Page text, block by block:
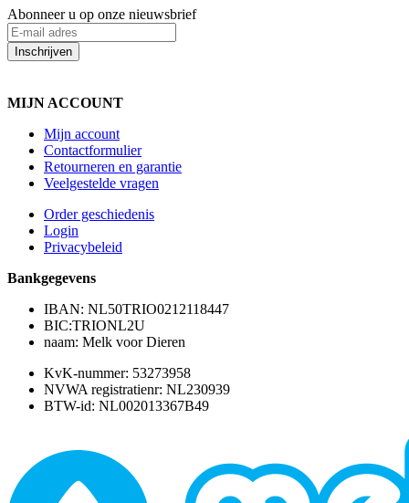
Abonneer u op onze nieuwsbrief
Inschrijven
MIJN ACCOUNT
Mijn account
Contactformulier
Retourneren en garantie
Veelgestelde vragen
Order geschiedenis
Login
Privacybeleid
Bankgegevens
IBAN: NL50TRIO0212118447
BIC:TRIONL2U
naam: Melk voor Dieren
KvK-nummer: 53273958
NVWA registratienr: NL230939
BTW-id: NL002013367B49